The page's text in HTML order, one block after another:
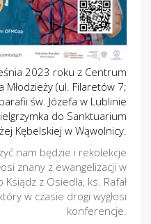
2023 roku z Centrum
(ul. Filaretów 7;
św. Józefa w Lublinie
do Sanktuarium
Kębelskiej w Wąwolnicy.
nam będzie i rekolekcje
znany z ewangelizacji w
z Osiedla, ks. Rafał
w czasie drogi wygłosi
konferencje.